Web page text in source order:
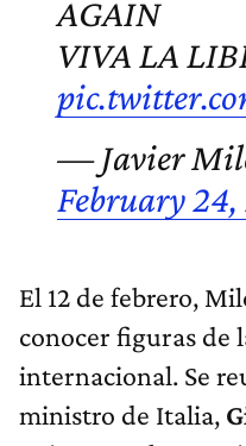
AGAIN
VIVA LA
— Javier
February
El 12 de febrero,
conocer figuras de
internacional. Se
ministro de Italia,